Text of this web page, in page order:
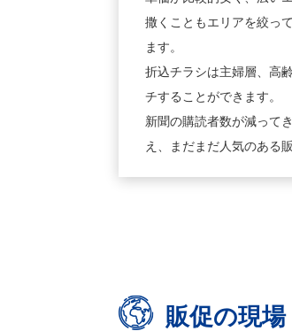
撒くこともエリアを絞っ
ます。
折込チラシは主婦層、高
チすることができます。
新聞の購読者数が減って
え、まだまだ人気のある
販促の現